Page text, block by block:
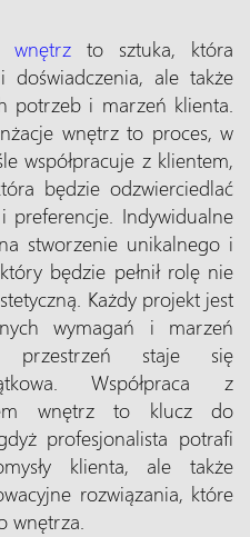
wnętrz to sztuka, która
ale także
potrzeb i marzeń klienta.
wnętrz to proces, w
współpracuje z klientem,
będzie odzwierciedlać
preferencje. Indywidualne
stworzenie unikalnego i
będzie pełnił rolę nie
Każdy projekt jest
wymagań i marzeń
przestrzeń staje się
Współpraca z
wnętrz to klucz do
profesjonalista potrafi
klienta, ale także
rozwiązania, które
wnętrza.